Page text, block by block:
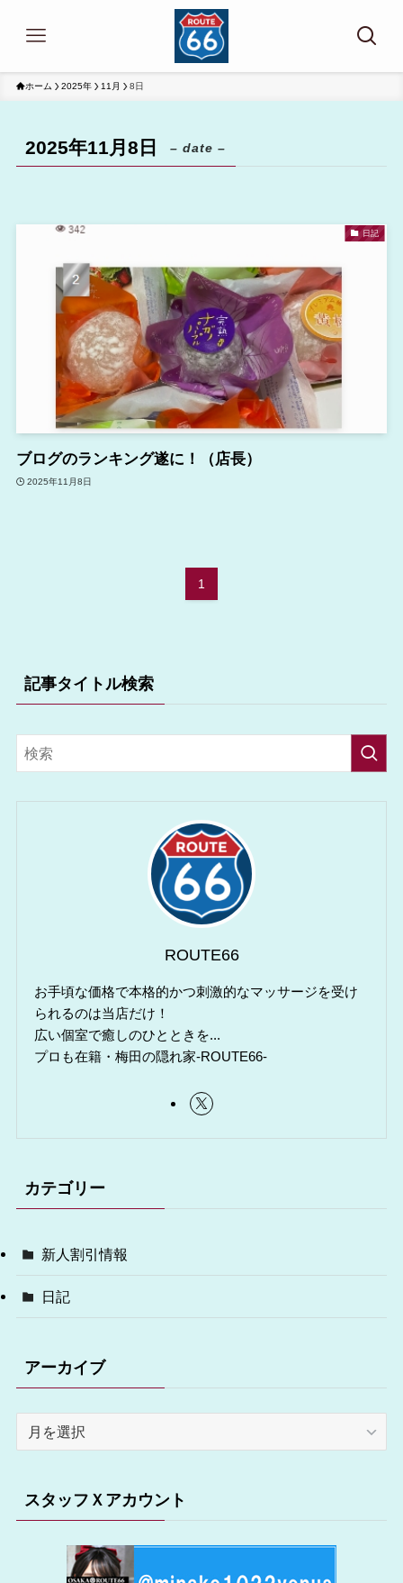
ホーム 2025年 11月 8日
2025年11月8日 – date –
日記
ブログのランキング遂に！（店長）
2025年11月8日
1
記事タイトル検索
ROUTE66
お手頃な価格で本格的かつ刺激的なマッサージを受け
られるのは当店だけ！
広い個室で癒しのひとときを...
プロも在籍・梅田の隠れ家-ROUTE66-
カテゴリー
新人割引情報
日記
アーカイブ
スタッフＸアカウント